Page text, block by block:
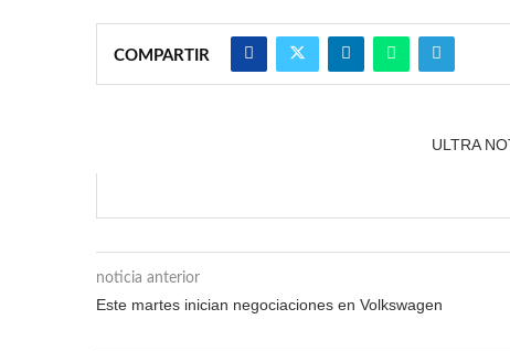
COMPARTIR
ULTRA
noticia anterior
Este martes inician negociaciones en Volkswagen